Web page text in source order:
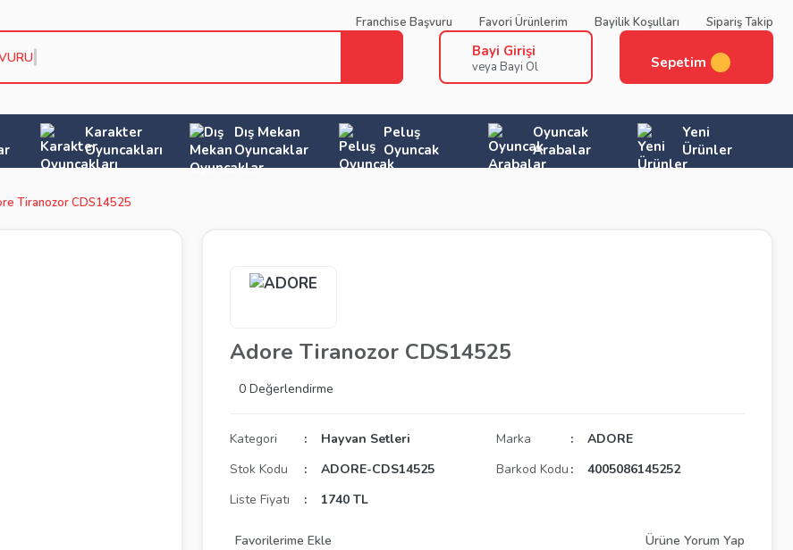
Franchise Başvuru Favori Ürünlerim Bayilik Koşulları Sipariş Takip
KO Bayi Girişi
veya Bayi Ol Sepetim
Karakter
Oyuncakları
Dış Mekan
Oyuncaklar
Peluş
Oyuncak
Oyuncak
Arabalar
Yeni
Ürünler
Tiranozor CDS14525
Adore Tiranozor CDS14525
0 Değerlendirme
Kategori Hayvan Setleri Marka
ADORE
Stok Kodu
ADORE-CDS14525 Barkod Kodu
4005086145252
Liste Fiyatı
1740 TL
Ürüne Yorum Yap